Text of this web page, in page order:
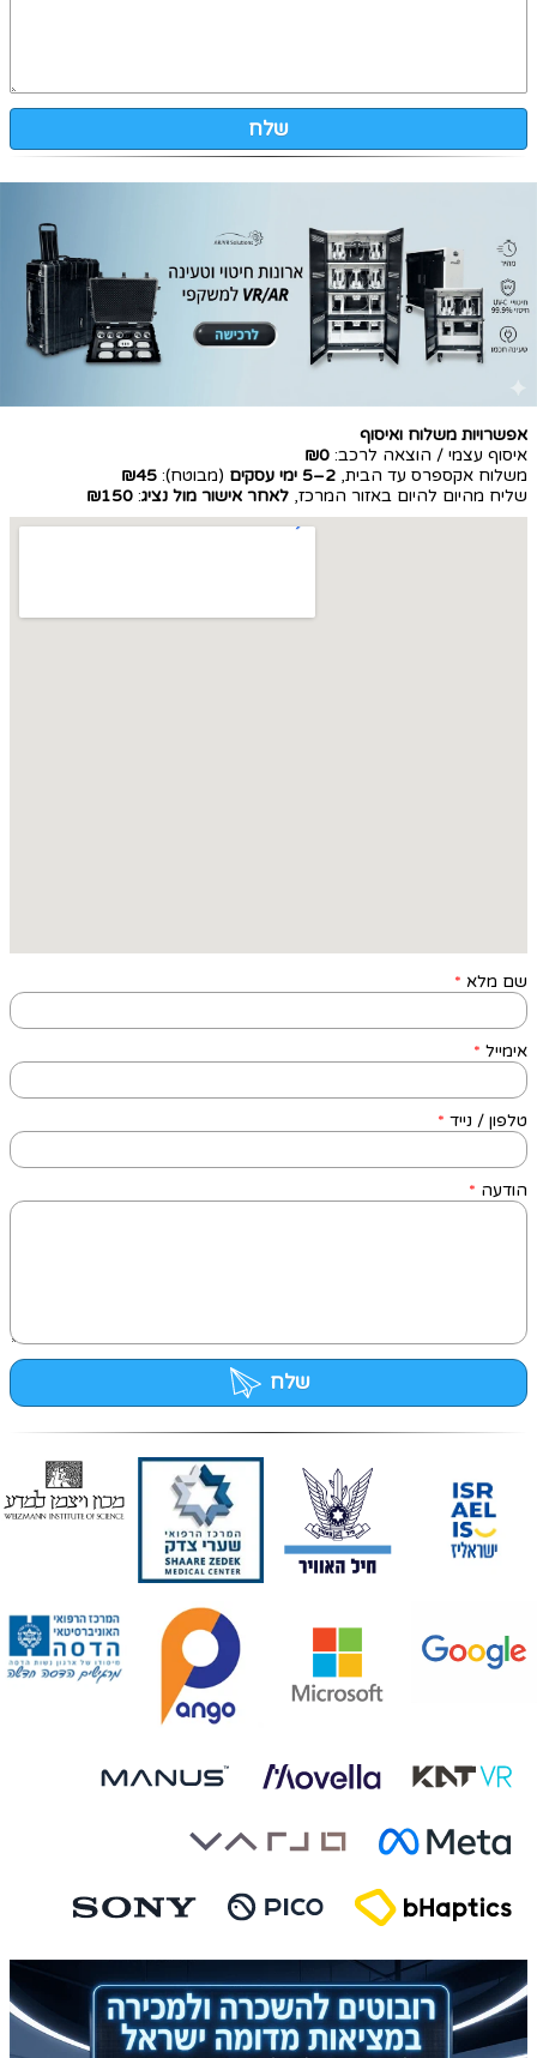
שלח
אפשרויות משלוח ואיסוף
איסוף עצמי / הוצאה לרכב: ₪0
משלוח אקספרס עד הבית, 2–5 ימי עסקים (מבוטח): ₪45
שליח מהיום להיום באזור המרכז, לאחר אישור מול נציג:
₪150
שם מלא *
אימייל *
טלפון / נייד *
הודעה *
שלח